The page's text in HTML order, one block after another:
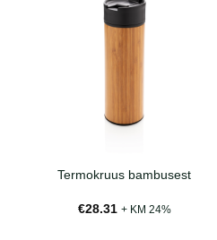
Termokruus bambusest
€28.31 + KM 24%